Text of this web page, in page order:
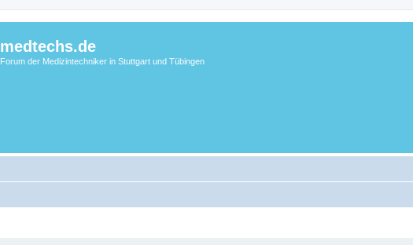
medtechs.de
Forum der Medizintechniker in Stuttgart und Tübingen